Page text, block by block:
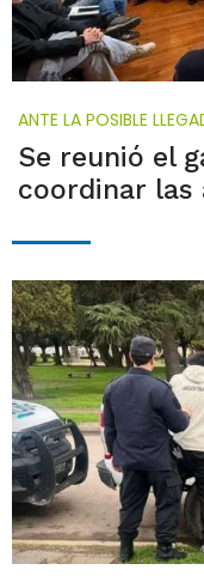
ANTE LA POSIBLE
Se reunió el
coordinar las